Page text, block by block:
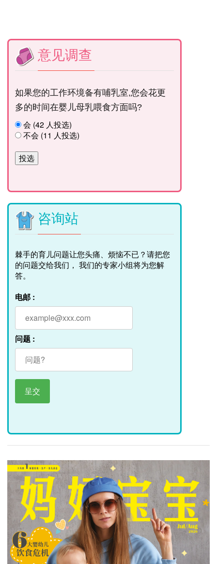
意见调查
如果您的工作环境备有哺乳室,您会花更
多的时间在婴儿母乳喂食方面吗?
会 (42 人投选)
不会 (11 人投选)
咨询站
棘手的育儿问题让您头痛、烦恼不已？请把您
的问题交给我们， 我们的专家小组将为您解
答。
电邮 :
问题 :